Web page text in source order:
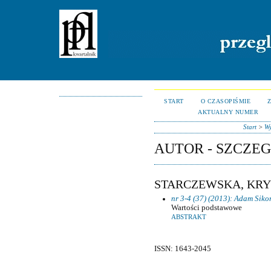
START O CZASOPIŚMIE
AKTUALNY NUMER
Start>
AUTOR -
STARCZEWSKA,
nr 3-4 (37) (2013): Adam
Wartości podstawowe
ABSTRAKT
ISSN: 1643-2045